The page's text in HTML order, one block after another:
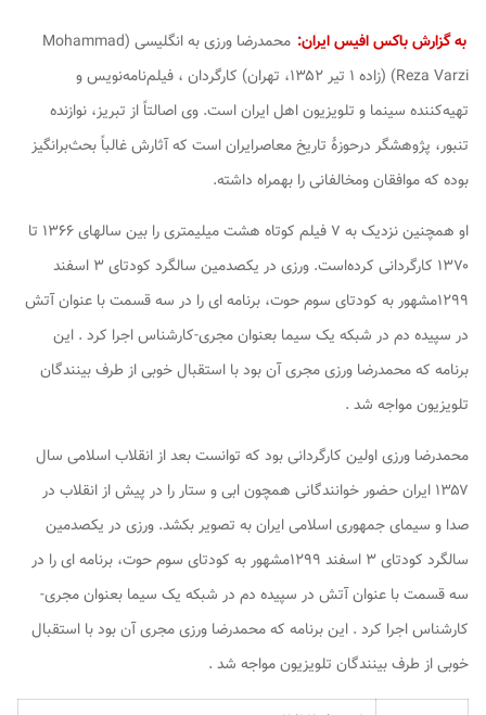
به گزارش باکس افیس ایران: محمدرضا ورزی به انگلیسی (Mohammad
Reza Varzi
) (زاده ۱ تیر ۱۳۵۲، تهران) کارگردان ، فیلم‌نامه‌نویس و
تهیه‌کننده سینما و تلویزیون اهل ایران است. وی اصالتاً از تبریز، نوازنده
تنبور، پژوهشگر درحوزهٔ تاریخ معاصرایران است که آثارش غالباً بحث‌برانگیز
بوده که موافقان ومخالفانی را بهمراه داشته.
او همچنین نزدیک به ۷ فیلم کوتاه هشت میلیمتری را بین سالهای ۱۳۶۶ تا
۱۳۷۰ کارگردانی کرده‌است. ورزی در یکصدمین سالگرد کودتای ۳ اسفند
۱۲۹۹مشهور به کودتای سوم حوت، برنامه ای را در سه قسمت با عنوان آتش
در سپیده دم در شبکه یک سیما بعنوان مجری-کارشناس اجرا کرد . این
برنامه که محمدرضا ورزی مجری آن بود با استقبال خوبی از طرف بینندگان
تلویزیون مواجه شد .
محمدرضا ورزی اولین کارگردانی بود که توانست بعد از انقلاب اسلامی سال
۱۳۵۷ ایران حضور خوانندگانی همچون ابی و ستار را در پیش از انقلاب در
صدا و سیمای جمهوری اسلامی ایران به تصویر بکشد. ورزی در یکصدمین
سالگرد کودتای ۳ اسفند ۱۲۹۹مشهور به کودتای سوم حوت، برنامه ای را در
سه قسمت با عنوان آتش در سپیده دم در شبکه یک سیما بعنوان مجری-
کارشناس اجرا کرد . این برنامه که محمدرضا ورزی مجری آن بود با استقبال
خوبی از طرف بینندگان تلویزیون مواجه شد .